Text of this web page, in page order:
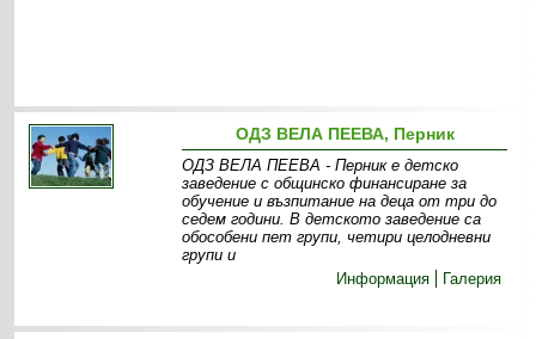
ОДЗ ВЕЛА ПЕЕВА, Перник
ОДЗ ВЕЛА ПЕЕВА - Перник е детско
заведение с общинско финансиране за
обучение и възпитание на деца от три до
седем години. В детското заведение са
обособени пет групи, четири целодневни
групи и
Информация
Галерия